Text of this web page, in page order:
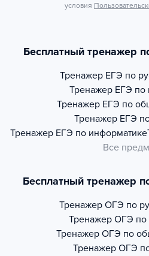
условия
Бесплатный тренажер
Тренажер ЕГЭ по
Тренажер ЕГЭ по
Тренажер ЕГЭ по
Тренажер ЕГЭ
Тренажер ЕГЭ по информатике
Все
Бесплатный тренажер
Тренажер ОГЭ по
Тренажер ОГЭ по
Тренажер ОГЭ по
Тренажер ОГЭ